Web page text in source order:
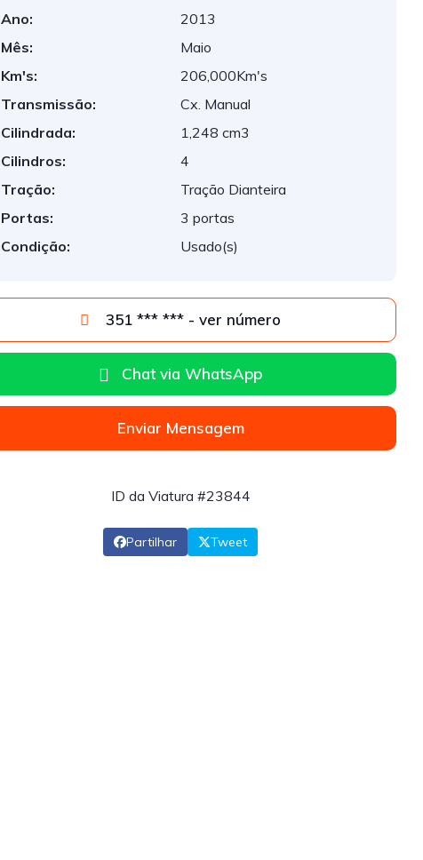
Ano:
2013
Mês:
Maio
Km's:
206,000Km's
Transmissão:
Cx. Manual
Cilindrada:
1,248 cm3
Cilindros:
4
Tração:
Tração Dianteira
Portas:
3 portas
Condição:
Usado(s)
351 *** *** - ver número
Chat via WhatsApp
Enviar Mensagem
ID da Viatura #23844
Partilhar Tweet